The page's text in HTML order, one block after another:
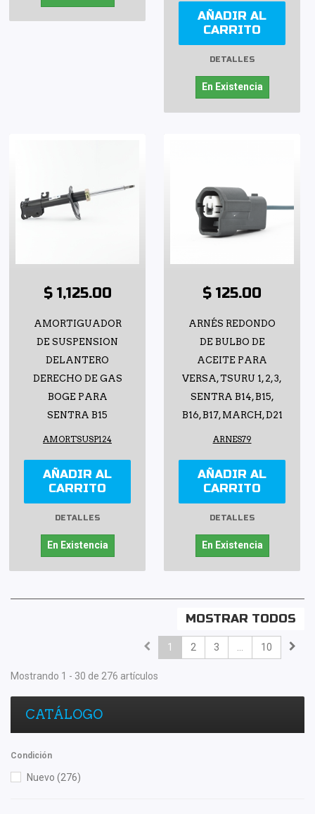
AÑADIR AL
CARRITO
DETALLES
En Existencia
$ 1,125.00
AMORTIGUADOR
DE SUSPENSION
DELANTERO
DERECHO DE GAS
BOGE PARA
SENTRA B15
AMORTSUSP124
AÑADIR AL
CARRITO
DETALLES
En Existencia
$ 125.00
ARNÉS REDONDO
DE BULBO DE
ACEITE PARA
VERSA, TSURU 1, 2, 3,
SENTRA B14, B15,
B16, B17, MARCH, D21
ARNES79
AÑADIR AL
CARRITO
DETALLES
En Existencia
MOSTRAR TODOS
1 2 3 10
Mostrando 1 - 30 de 276 artículos
CATÁLOGO
Condición
Nuevo (276)